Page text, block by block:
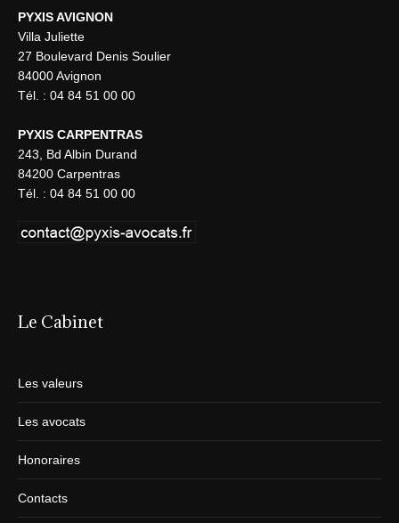
PYXIS AVIGNON
Villa Juliette
27 Boulevard Denis Soulier
84000 Avignon
Tél. : 04 84 51 00 00
PYXIS CARPENTRAS
243, Bd Albin Durand
84200 Carpentras
Tél. : 04 84 51 00 00
Le Cabinet
Les valeurs
Les avocats
Honoraires
Contacts